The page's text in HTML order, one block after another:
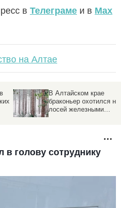
в Телеграме и в Max
на Алтае
В Алтайском крае
браконьер охотился на
лосей железными
в голову сотруднику